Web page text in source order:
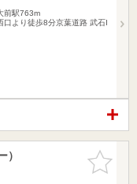
前駅763m
口より徒歩8分京葉道路 武石I
お気に入
りに追加